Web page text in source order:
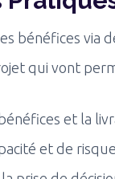
bénéfices via
qui vont
et la
et de